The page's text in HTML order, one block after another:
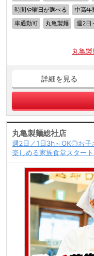
時間や曜日が選べる
中高年
車通勤可
丸亀製麺 週2日
丸亀
詳細を見る
丸亀製麺総社店
週2日／1日3h～OK◎お子
楽しめる家族食堂スタート